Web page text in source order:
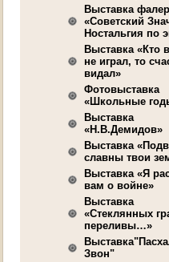
Выставка
«Советский
Ностальгия по
Выставка «Кто
не играл, то
видал»
Фотовыставка
«Школьные
Выставка
«Н.В.Демидов»
Выставка
славны твои
Выставка «Я
вам о войне»
Выставка
«Стеклянных
переливы…»
Звон"